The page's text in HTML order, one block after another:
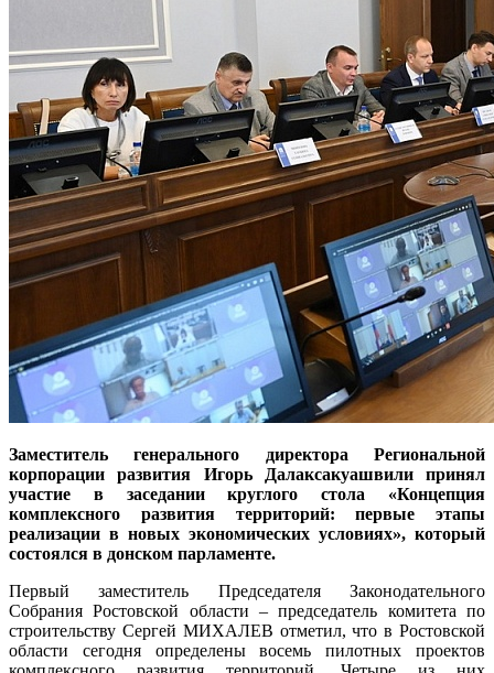
Заместитель генерального директора Региональной
корпорации развития Игорь Далаксакуашвили принял
участие в заседании круглого стола «Концепция
комплексного развития территорий: первые этапы
реализации в новых экономических условиях», который
состоялся в донском парламенте.
Первый заместитель Председателя Законодательного
Собрания Ростовской области – председатель комитета по
строительству Сергей МИХАЛЕВ отметил, что в Ростовской
области сегодня определены восемь пилотных проектов